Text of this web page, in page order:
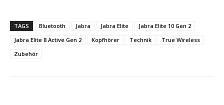
TAGS Bluetooth Jabra Jabra Elite
Jabra Elite 10 Gen 2
Jabra Elite 8 Active Gen 2
Kopfhörer Technik
True Wireless
Zubehör